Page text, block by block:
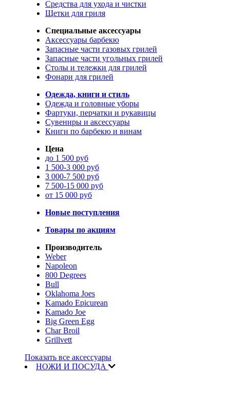
Средства для ухода и чистки
Щетки для гриля
Специальные аксессуары
Аксессуары барбекю
Запасные части газовых грилей
Запасные части угольных грилей
Столы и тележки для грилей
Фонари для грилей
Одежда, книги и стиль
Одежда и головные уборы
Фартуки, перчатки и рукавицы
Сувениры и аксессуары
Книги по барбекю и винам
Цена
до 1 500 руб
1 500-3 000 руб
3 000-7 500 руб
7 500-15 000 руб
от 15 000 руб
Новые поступления
Товары по акциям
Производитель
Weber
Napoleon
800 Degrees
Bull
Oklahoma Joes
Kamado Epicurean
Kamado Joe
Big Green Egg
Char Broil
Grillvett
Показать все аксессуары
НОЖИ И ПОСУДА